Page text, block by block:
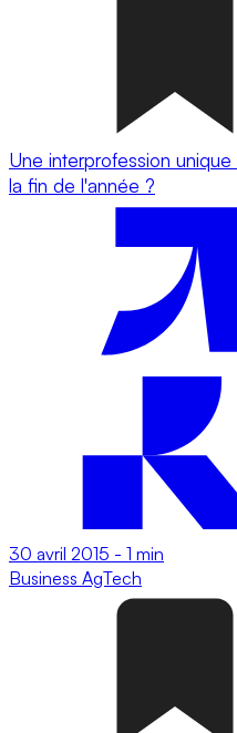
Une interprofession
la fin de l'année ?
30 avril 2015 - 1 min
Business AgTech